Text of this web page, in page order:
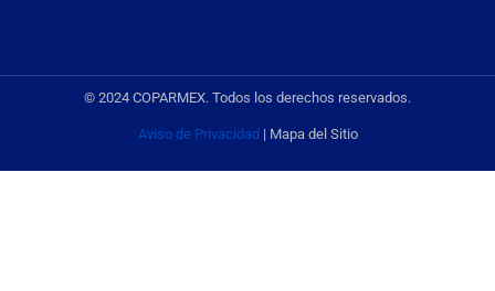
© 2024 COPARMEX. Todos los derechos reservados.
Aviso de Privacidad| Mapa del Sitio